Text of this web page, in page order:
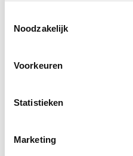
Noodzakelijk
Voorkeuren
Statistieken
Marketing